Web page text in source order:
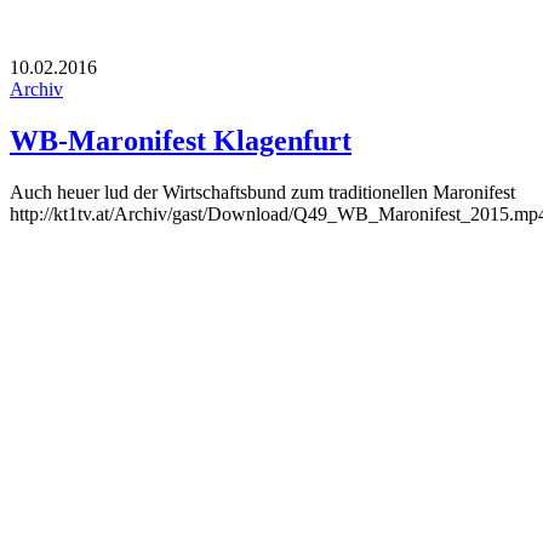
10.02.2016
Archiv
WB-Maronifest Klagenfurt
Auch heuer lud der Wirtschaftsbund zum traditionellen Maronifest
http://kt1tv.at/Archiv/gast/Download/